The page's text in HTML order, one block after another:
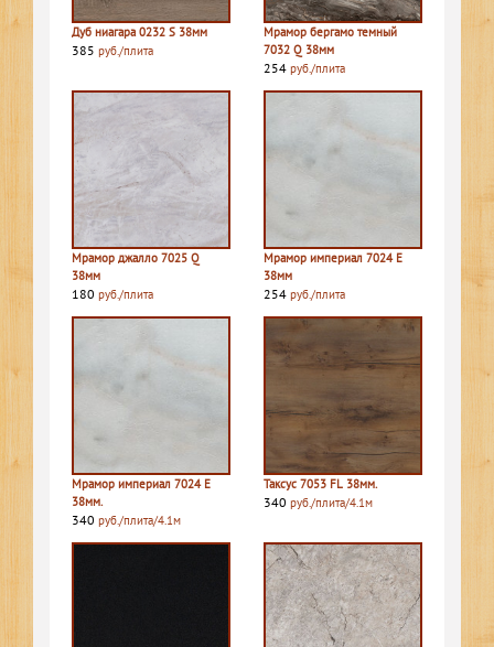
Дуб ниагара 0232 S 38мм
385 руб./плита
Мрамор бергамо темный
7032 Q 38мм
254 руб./плита
Мрамор джалло 7025 Q
38мм
180 руб./плита
Мрамор империал 7024 E
38мм
254 руб./плита
Мрамор империал 7024 E
38мм.
340 руб./плита/4.1м
Таксус 7053 FL 38мм.
340 руб./плита/4.1м